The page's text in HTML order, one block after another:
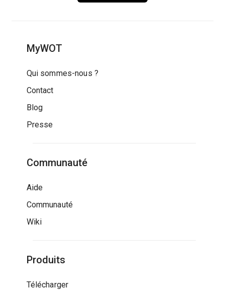
MyWOT
Qui sommes-nous ?
Contact
Blog
Presse
Communauté
Aide
Communauté
Wiki
Produits
Télécharger